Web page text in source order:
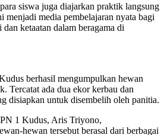
siswa juga diajarkan praktik langsung
menjadi media pembelajaran nyata bagi
ketaatan dalam beragama di
berhasil mengumpulkan hewan
Tercatat ada dua ekor kerbau dan
disiapkan untuk disembelih oleh panitia.
1 Kudus, Aris Triyono,
hewan tersebut berasal dari berbagai